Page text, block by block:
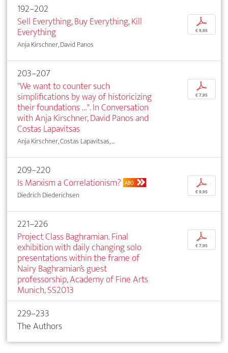
192–202
Sell Everything, Buy Everything, Kill
Everything
Anja Kirschner, David Panos
p
€ 9,95
203–207
"We want to counter such
simplifications by way of historicizing
their foundations …". In Conversation
with Anja Kirschner, David Panos and
Costas Lapavitsas
Anja Kirschner, Costas Lapavitsas, ...
p
€ 7,95
209–220
Is Marxism a Correlationism? ABO
Diedrich Diederichsen
p
€ 9,95
221–226
Project Class Baghramian. Final
exhibition with daily changing solo
presentations within the frame of
Nairy Baghramian’s guest
professorship, Academy of Fine Arts
Munich, SS2013
p
€ 7,95
229–233
The Authors